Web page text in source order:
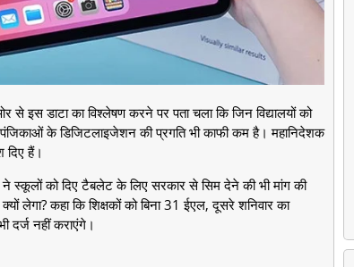
इस डाटा का विश्लेषण करने पर पता चला कि जिन विद्यालयों को
के डिजिटलाइजेशन की प्रगति भी काफी कम है। महानिदेशक
दिए हैं।
ने स्कूलों को दिए टैबलेट के लिए सरकार से सिम देने की भी मांग की
लेगा? कहा कि शिक्षकों को बिना 31 ईएल, दूसरे शनिवार का
दर्ज नहीं कराएंगे।